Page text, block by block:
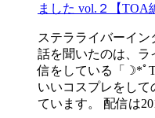
ました vol.２【TOA
ステラライバーイ
話を聞いたのは、ラ
信をしている「☽*ﾟ
いいコスプレをし
ています。 配信は